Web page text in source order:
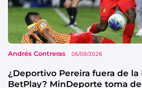
Andrés Contreras 06/08/2026
¿Deportivo Pereira fuera de la
BetPlay? MinDeporte toma